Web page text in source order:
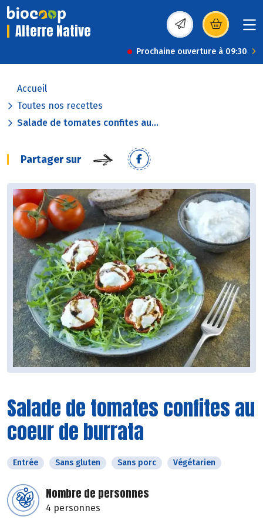
Alterre Native (s’ouvre dans une
Prochaine ouverture à 09:30
Accueil
Toutes nos recettes
Salade de tomates confites au...
Partager sur
Salade de tomates confites au
coeur de burrata
Entrée Sans gluten Sans porc Végétarien
Nombre de personnes
4 personnes